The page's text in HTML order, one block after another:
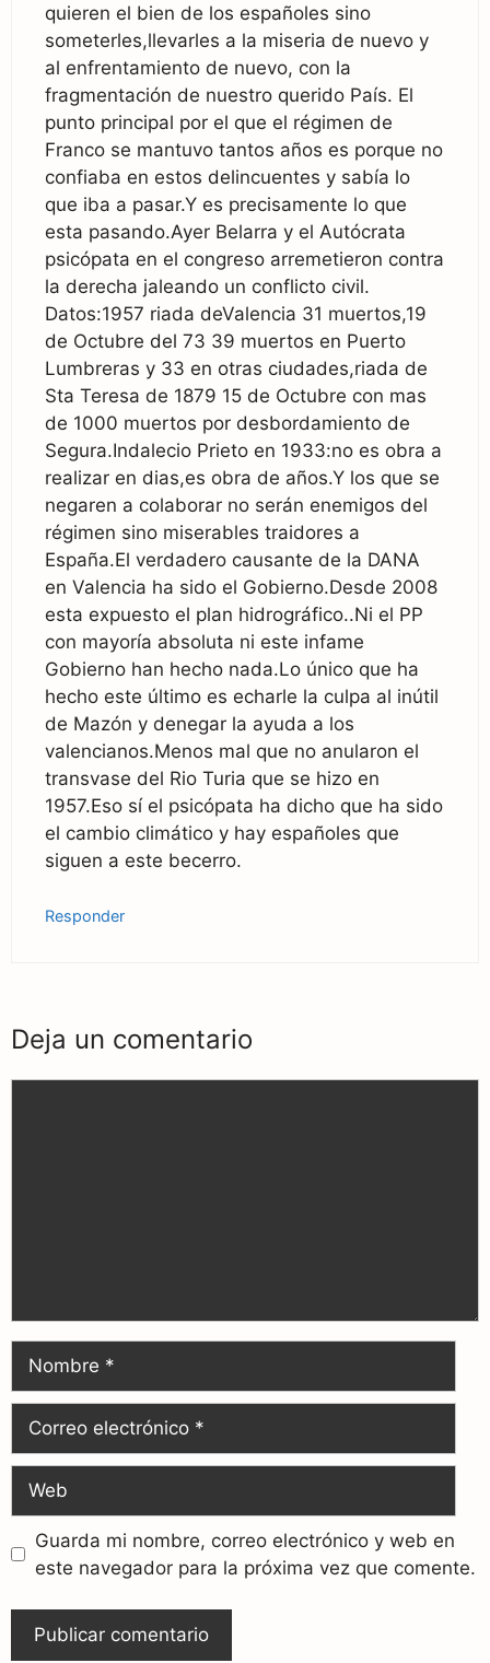
quieren el bien de los españoles sino
someterles,llevarles a la miseria de nuevo y
al enfrentamiento de nuevo, con la
fragmentación de nuestro querido País. El
punto principal por el que el régimen de
Franco se mantuvo tantos años es porque no
confiaba en estos delincuentes y sabía lo
que iba a pasar.Y es precisamente lo que
esta pasando.Ayer Belarra y el Autócrata
psicópata en el congreso arremetieron contra
la derecha jaleando un conflicto civil.
Datos:1957 riada deValencia 31 muertos,19
de Octubre del 73 39 muertos en Puerto
Lumbreras y 33 en otras ciudades,riada de
Sta Teresa de 1879 15 de Octubre con mas
de 1000 muertos por desbordamiento de
Segura.Indalecio Prieto en 1933:no es obra a
realizar en dias,es obra de años.Y los que se
negaren a colaborar no serán enemigos del
régimen sino miserables traidores a
España.El verdadero causante de la DANA
en Valencia ha sido el Gobierno.Desde 2008
esta expuesto el plan hidrográfico..Ni el PP
con mayoría absoluta ni este infame
Gobierno han hecho nada.Lo único que ha
hecho este último es echarle la culpa al inútil
de Mazón y denegar la ayuda a los
valencianos.Menos mal que no anularon el
transvase del Rio Turia que se hizo en
1957.Eso sí el psicópata ha dicho que ha sido
el cambio climático y hay españoles que
siguen a este becerro.
Responder
Deja un comentario
Guarda mi nombre, correo electrónico y web en
este navegador para la próxima vez que comente.